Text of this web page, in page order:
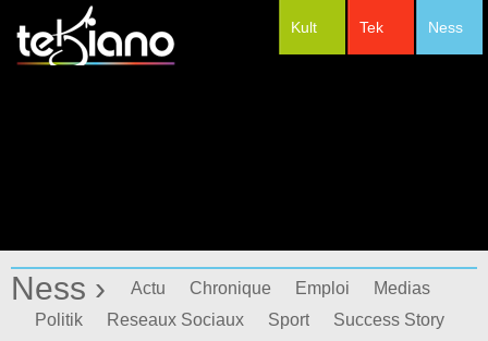
Ness
Tek
Kult
Ness › Actu Chronique Emploi
Medias
Politik
Reseaux Sociaux Sport Success Story